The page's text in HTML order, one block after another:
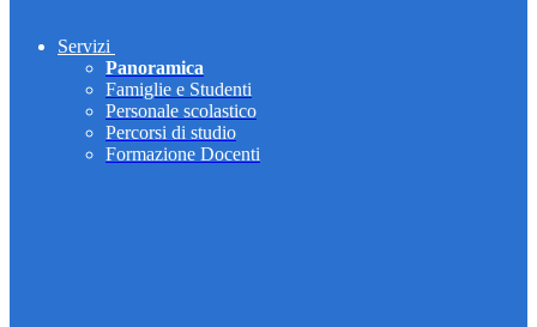
Servizi
Panoramica
Famiglie e Studenti
Personale scolastico
Percorsi di studio
Formazione Docenti